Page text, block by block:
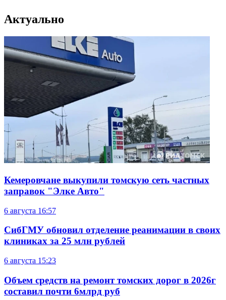
Актуально
Кемеровчане выкупили томскую сеть частных
заправок "Элке Авто"
6 августа 16:57
СибГМУ обновил отделение реанимации в своих
клиниках за 25 млн рублей
6 августа 15:23
Объем средств на ремонт томских дорог в 2026г
составил почти 6млрд руб